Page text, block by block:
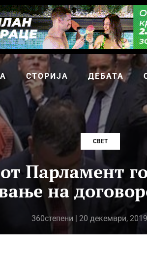
СТОРИЈА ДЕБАТА
СВЕТ
Парламент
на
360степени | 20 декември,